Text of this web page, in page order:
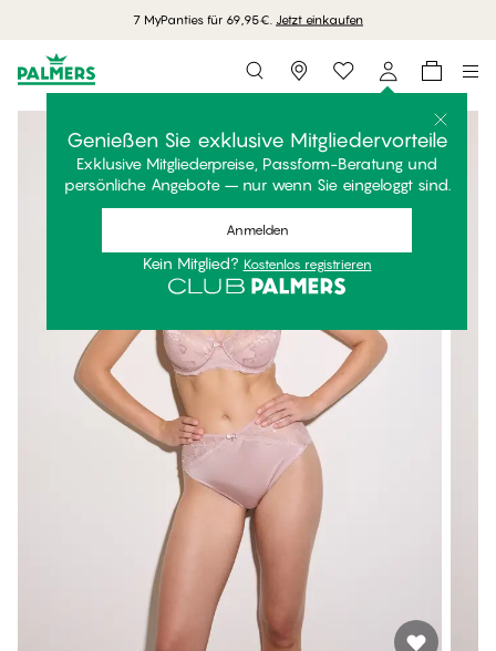
7 MyPanties für 69,95€. Jetzt einkaufen
Storefinder
Genießen Sie exklusive Mitgliedervorteile
Exklusive Mitgliederpreise, Passform-Beratung und
persönliche Angebote – nur wenn Sie eingeloggt sind.
Anmelden
Kein Mitglied? Kostenlos registrieren